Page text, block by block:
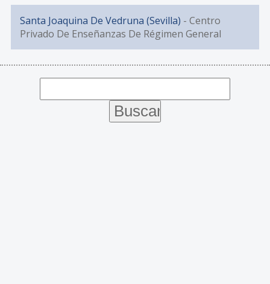
Santa Joaquina De Vedruna (Sevilla) - Centro
Privado De Enseñanzas De Régimen General